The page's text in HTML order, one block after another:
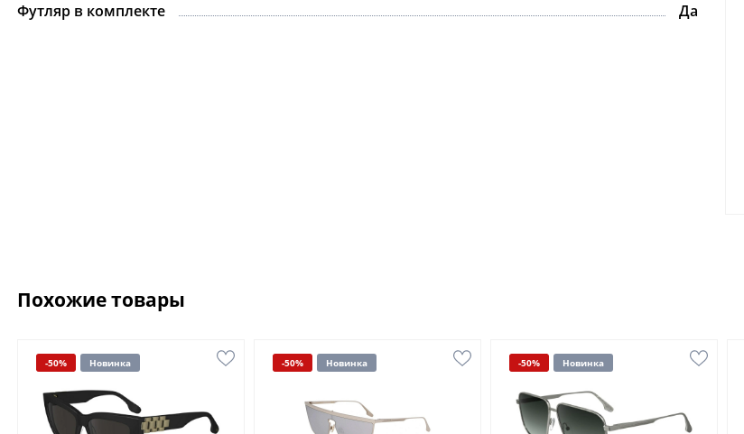
Футляр в комплекте
Да
Похожие товары
-50% Новинка -50% Новинка -50% Новинка